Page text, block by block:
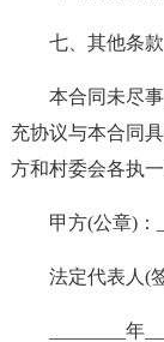
七、其他条款
本合同未尽
充协议与本合同
方和村委会各执一
甲方(公章)：
法定代表人(
________年